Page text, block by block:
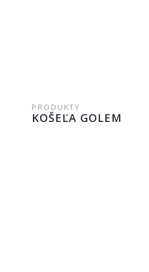
PRODUKTY
KOŠEĽA GOLEM